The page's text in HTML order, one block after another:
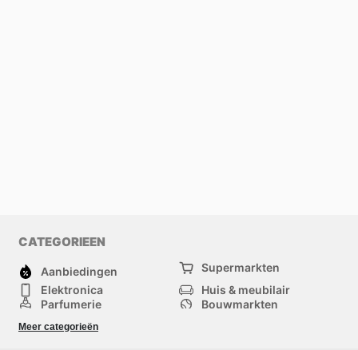
CATEGORIEEN
Aanbiedingen
Supermarkten
Elektronica
Huis & meubilair
Parfumerie
Bouwmarkten
Kinderen
Meer categorieën